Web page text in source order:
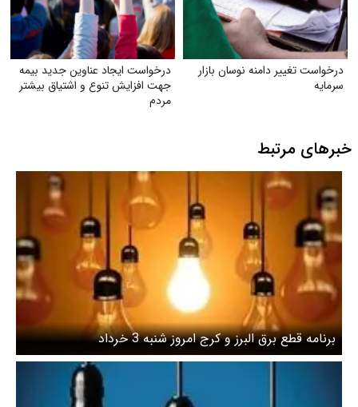
درخواست تغییر دامنه نوسان بازار
سرمایه
درخواست ایجاد عناوین جدید بیمه
جهت افزایش تنوع و اشتیاق بیشتر
مردم
خبرهای مرتبط
برنامه قطع برق البرز و کرج امروز شنبه 3 خرداد